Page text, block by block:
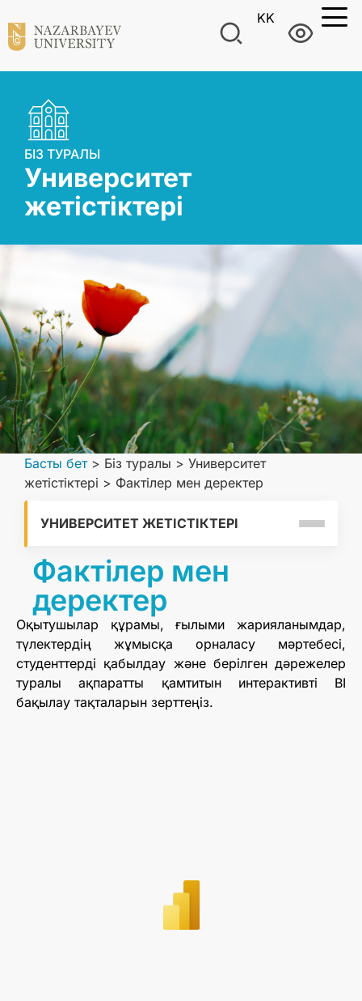
KK
БІЗ ТУРАЛЫ
Университет
жетістіктері
Басты бет> Біз туралы > Университет
жетістіктері > Фактілер мен деректер
УНИВЕРСИТЕТ ЖЕТІСТІКТЕРІ
Фактілер мен
деректер
Оқытушылар құрамы, ғылыми жарияланымдар,
түлектердің жұмысқа орналасу мәртебесі,
студенттерді қабылдау және берілген дәрежелер
туралы ақпаратты қамтитын интерактивті BI
бақылау тақталарын зерттеңіз.